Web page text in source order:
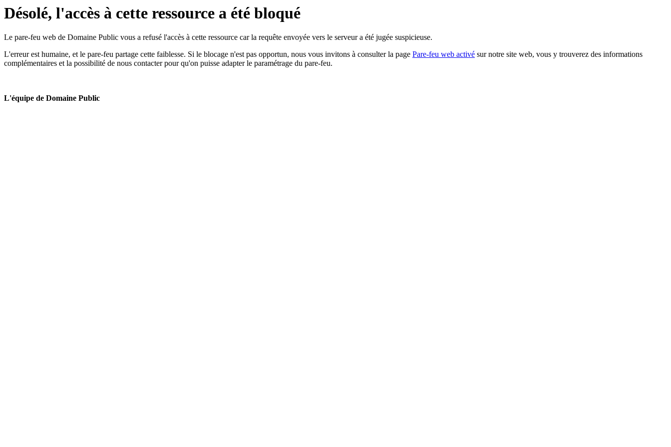
Désolé, l'accès à cette ressource a été bloqué
Le pare-feu web de Domaine Public vous a refusé l'accès à cette ressource car la requête envoyée vers le serveur a été jugée suspicieuse.
L'erreur est humaine, et le pare-feu partage cette faiblesse. Si le blocage n'est pas opportun, nous vous invitons à consulter la page Pare-feu web activé sur notre site web, vous y trouverez des informations
complémentaires et la possibilité de nous contacter pour qu'on puisse adapter le paramétrage du pare-feu.
L'équipe de Domaine Public